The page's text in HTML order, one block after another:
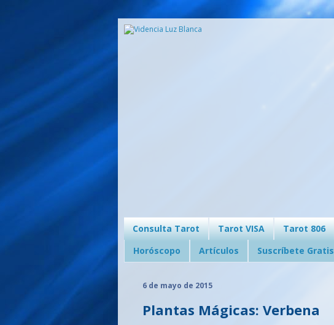
Consulta Tarot Tarot VISA Tarot 806
Horóscopo
Artículos Suscríbete Gratis
6 de mayo de 2015
Plantas Mágicas: Verbena